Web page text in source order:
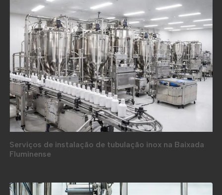
Serviços de instalação de tubulação inox na Baixada
Fluminense